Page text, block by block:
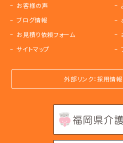
お客様の声
ブログ情報
お見積り依頼フォーム
サイトマップ
外部リンク：採用情報